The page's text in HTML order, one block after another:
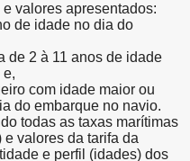
Warnemünde
valores apresentados:
de idade no dia do
de 2 à 11 anos de idade
e,
com idade maior ou
do embarque no navio.
todas as taxas marítimas
valores da tarifa da
e perfil (idades) dos